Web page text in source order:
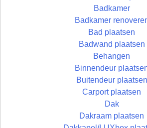
Badkamer
Badkamer
Bad plaatsen
Badwand plaatsen
Behangen
Binnendeur
Buitendeur plaatsen
Carport plaatsen
Dak
Dakraam plaatsen